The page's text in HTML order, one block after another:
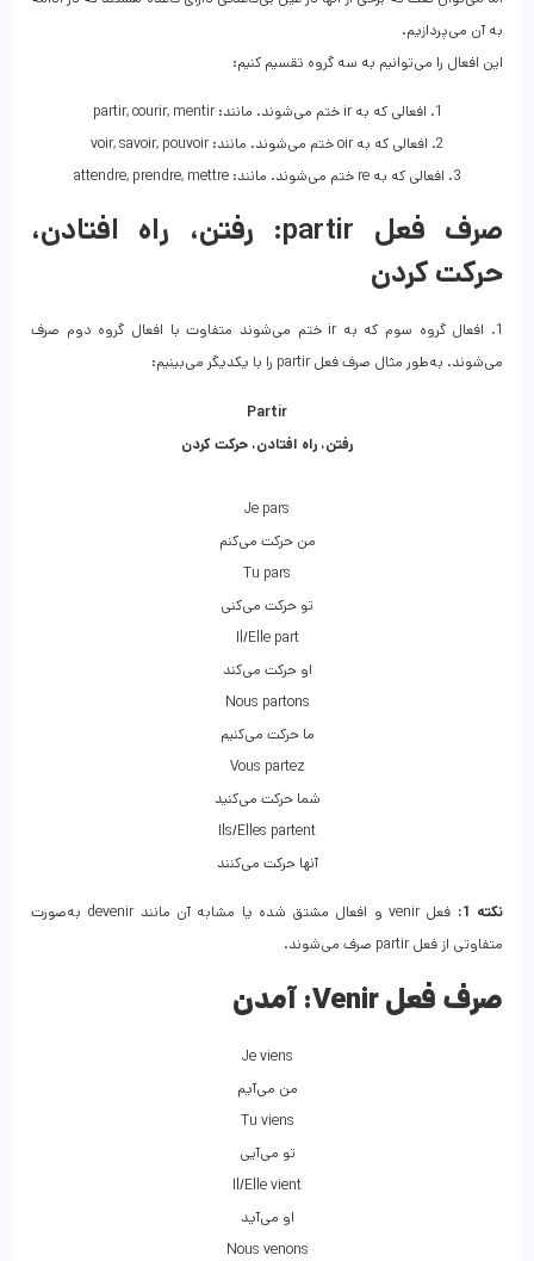
به آن می‌پردازیم.
این افعال را می‌توانیم به سه گروه تقسیم کنیم:
1. افعالی که به ir ختم می‌شوند. مانند: partir, courir, mentir
2. افعالی که به oir ختم می‌شوند. مانند: voir, savoir, pouvoir
3. افعالی که به re ختم می‌شوند. مانند: attendre, prendre, mettre
صرف فعل partir: رفتن، راه افتادن،
حرکت کردن
1. افعال گروه سوم که به ir ختم می‌شوند متفاوت با افعال گروه دوم صرف
می‌شوند. به‌طور مثال صرف فعل partir را با یکدیگر می‌بینیم:
Partir
رفتن، راه افتادن، حرکت کردن
Je pars
من حرکت می‌کنم
Tu pars
تو حرکت می‌کنی
Il/Elle part
او حرکت می‌کند
Nous partons
ما حرکت می‌کنیم
Vous partez
شما حرکت می‌کنید
Ils/Elles partent
آنها حرکت می‌کنند
نکته 1:
فعل venir و افعال مشتق شده یا مشابه آن مانند devenir به‌صورت
متفاوتی از فعل partir صرف می‌شوند.
صرف فعل Venir: آمدن
Je viens
من می‌آیم
Tu viens
تو می‌آیی
Il/Elle vient
او می‌آید
Nous venons